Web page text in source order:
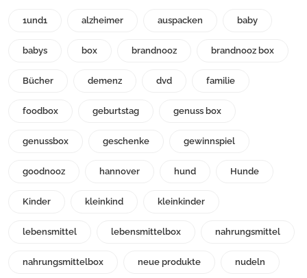
1und1 alzheimer auspacken baby
babys box brandnooz brandnooz box
Bücher demenz dvd familie
foodbox geburtstag genuss box
genussbox geschenke gewinnspiel
goodnooz hannover hund Hunde
Kinder kleinkind kleinkinder
lebensmittel lebensmittelbox nahrungsmittel
nahrungsmittelbox neue produkte nudeln